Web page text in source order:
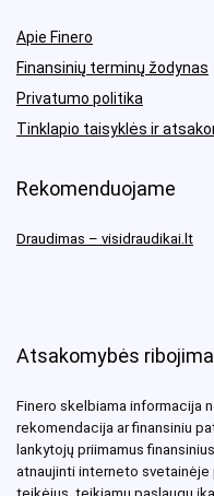
Apie Finero
Finansinių terminų žodynas
Privatumo politika
Tinklapio taisyklės ir
Rekomenduojame
Draudimas – visidraudikai.lt
Atsakomybės
Finero skelbiama informacija
rekomendacija ar finansiniu
lankytojų priimamus
atnaujinti interneto svetainėje